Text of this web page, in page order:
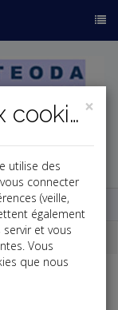
×
Politique relative aux cookies
utilise des
connecter
(veille,
également
et vous
Vous
que nous